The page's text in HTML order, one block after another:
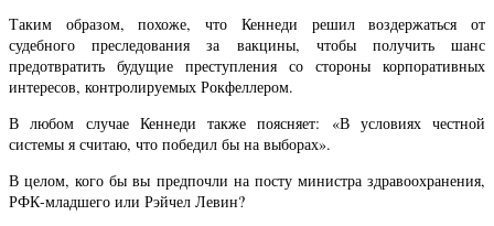
Таким образом, похоже, что Кеннеди решил воздержаться от
судебного преследования за вакцины, чтобы получить шанс
предотвратить будущие преступления со стороны корпоративных
интересов, контролируемых Рокфеллером.
В любом случае Кеннеди также поясняет: «В условиях честной
системы я считаю, что победил бы на выборах».
В целом, кого бы вы предпочли на посту министра здравоохранения,
РФК-младшего или Рэйчел Левин?